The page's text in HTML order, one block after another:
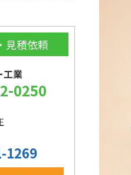
見積依頼
工業
0250
1269